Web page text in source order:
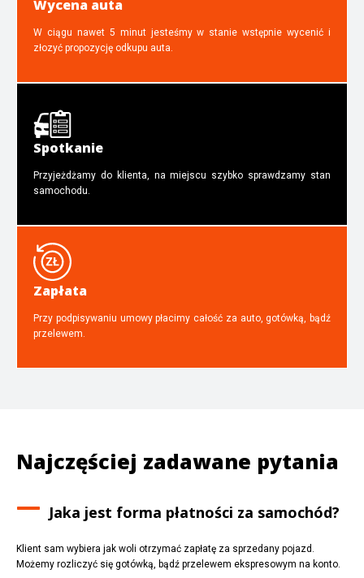
Wycena auta
W ciągu nawet 5 minut jesteśmy w stanie wstępnie wycenić i
złozyć propozycję odkupu auta.
Spotkanie
Przyjeżdżamy do klienta, na miejscu szybko sprawdzamy stan
samochodu.
Zapłata
Przy podpisywaniu umowy płacimy całość za auto, gotówką, bądź
przelewem.
Najczęściej zadawane pytania
Jaka jest forma płatności za samochód?
Klient sam wybiera jak woli otrzymać zapłatę za sprzedany pojazd.
Możemy rozliczyć się gotówką, bądź przelewem ekspresowym na konto.